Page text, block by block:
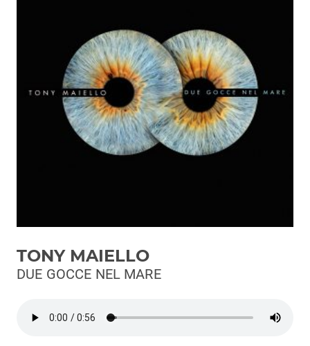
3xTe
Interviste
Playlist
Novità
Radio Subasio
Radio Subasio +
Radio Suby
TONY MAIELLO
DUE GOCCE NEL MARE